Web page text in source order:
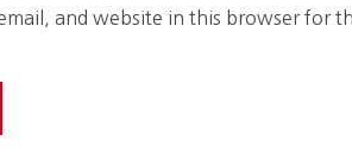
and website in this browser for